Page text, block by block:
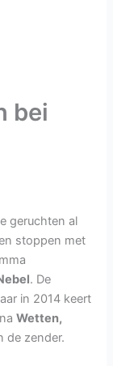
bei
geruchten al
stoppen met
. De
in 2014 keert
naWetten,
de zender.